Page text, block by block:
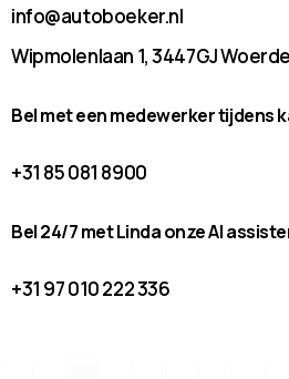
info@autoboeker.nl
Wipmolenlaan 1, 3447GJ
Bel met een medewerker tijdens
+31 85 081 8900
Bel 24/7 met Linda onze AI
+31 97 010 222 336